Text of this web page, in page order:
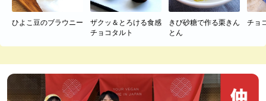
ひよこ豆のブラウニー
ザクッ＆とろける食感
チョコタルト
きび砂糖で作る栗きん
とん
チョ